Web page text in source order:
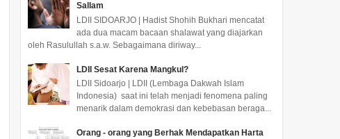
Sallam
LDII SIDOARJO | Hadist Shohih Bukhari mencatat
ada dua macam bacaan shalawat yang diajarkan
oleh Rasulullah s.a.w. Sebagaimana diriway...
LDII Sesat Karena Mangkul?
LDII Sidoarjo | LDII (Lembaga Dakwah Islam
Indonesia) saat ini telah menjadi fenomena paling
menarik dalam demokrasi dan kebebasan beraga...
Orang - orang yang Berhak Mendapatkan Harta